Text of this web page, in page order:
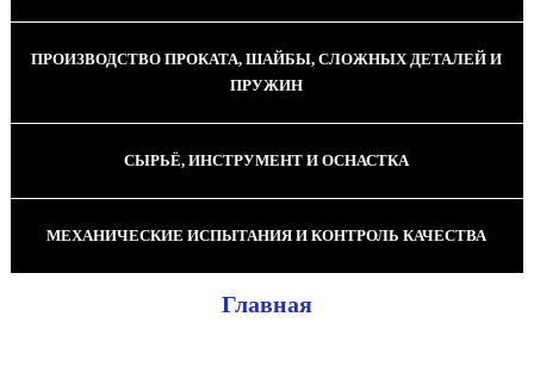
ПРОИЗВОДСТВО ПРОКАТА, ШАЙБЫ, СЛОЖНЫХ ДЕТАЛЕЙ И
ПРУЖИН
СЫРЬЁ, ИНСТРУМЕНТ И ОСНАСТКА
МЕХАНИЧЕСКИЕ ИСПЫТАНИЯ И КОНТРОЛЬ КАЧЕСТВА
Главная